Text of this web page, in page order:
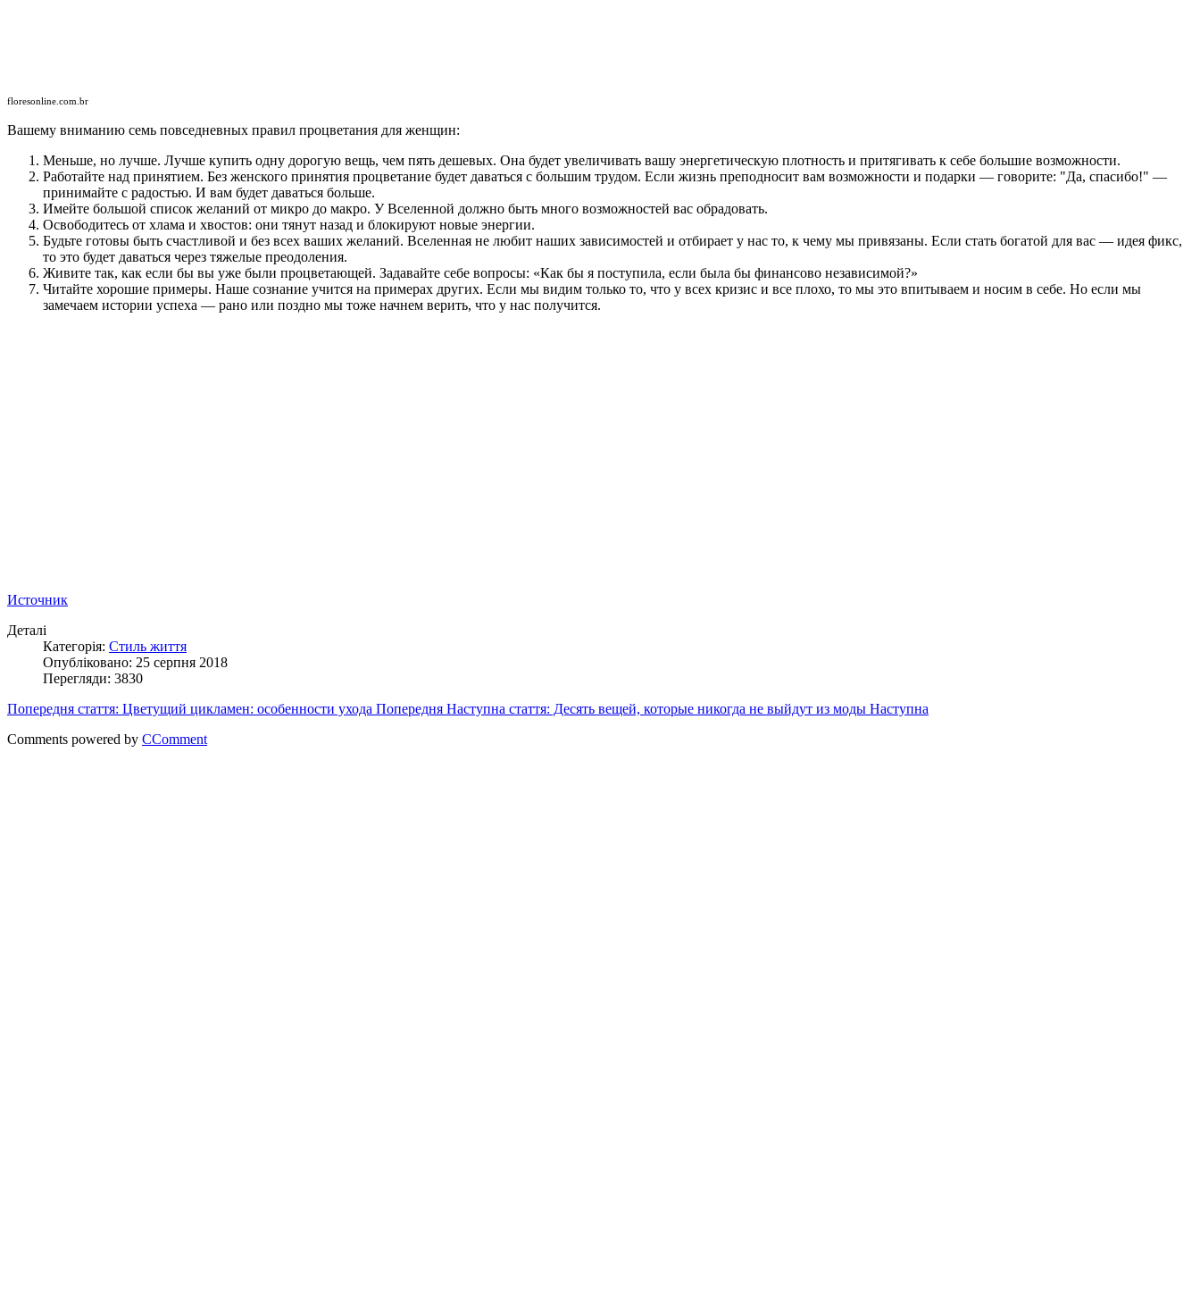
floresonline.com.br
Вашему вниманию семь повседневных правил процветания для женщин:
Меньше, но лучше. Лучше купить одну дорогую вещь, чем пять дешевых. Она будет увеличивать вашу энергетическую плотность и притягивать к себе большие возможности.
Работайте над принятием. Без женского принятия процветание будет даваться с большим трудом. Если жизнь преподносит вам возможности и подарки — говорите: "Да, спасибо!" —
принимайте с радостью. И вам будет даваться больше.
Имейте большой список желаний от микро до макро. У Вселенной должно быть много возможностей вас обрадовать.
Освободитесь от хлама и хвостов: они тянут назад и блокируют новые энергии.
Будьте готовы быть счастливой и без всех ваших желаний. Вселенная не любит наших зависимостей и отбирает у нас то, к чему мы привязаны. Если стать богатой для вас — идея фикс,
то это будет даваться через тяжелые преодоления.
Живите так, как если бы вы уже были процветающей. Задавайте себе вопросы: «Как бы я поступила, если была бы финансово независимой?»
Читайте хорошие примеры. Наше сознание учится на примерах других. Если мы видим только то, что у всех кризис и все плохо, то мы это впитываем и носим в себе. Но если мы
замечаем истории успеха — рано или поздно мы тоже начнем верить, что у нас получится.
Источник
Деталі
Категорія: Стиль життя
Опубліковано: 25 серпня 2018
Перегляди: 3830
Попередня стаття: Цветущий цикламен: особенности ухода Попередня Наступна стаття: Десять вещей, которые никогда не выйдут из моды Наступна
Comments powered by CComment